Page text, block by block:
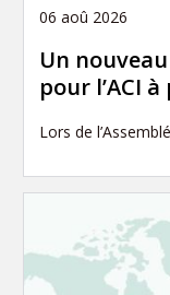
06 aoû 2026
Un
pour l’ACI
Lors de